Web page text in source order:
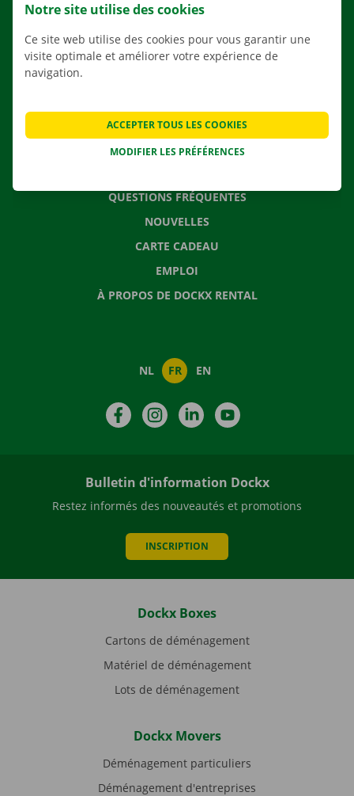
AGENCES
QUESTIONS FRÉQUENTES
NOUVELLES
CARTE CADEAU
EMPLOI
À PROPOS DE DOCKX RENTAL
NL FR EN
FacebookInstagramLinkedIn
Bulletin d'information Dockx
Restez informés des nouveautés et promotions
INSCRIPTION
Dockx Boxes
Cartons de déménagement
Matériel de déménagement
Lots de déménagement
Dockx Movers
Déménagement particuliers
Déménagement d'entreprises
Notre site utilise des cookies
Ce site web utilise des cookies pour vous garantir une
visite optimale et améliorer votre expérience de
navigation.
MODIFIER LES PRÉFÉRENCES
ACCEPTER TOUS LES COOKIES